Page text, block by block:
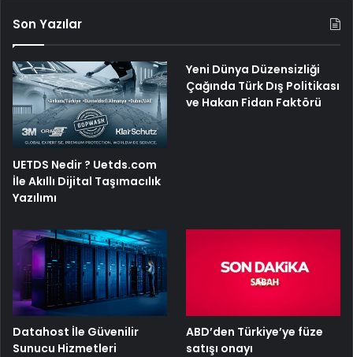
Son Yazılar
UETDS Nedir ? Uetds.com
İle Akıllı Dijital Taşımacılık
Yazılımı
Yeni Dünya Düzensizliği
Çağında Türk Dış Politikası
ve Hakan Fidan Faktörü
Datahost İle Güvenilir
Sunucu Hizmetleri
ABD’den Türkiye’ye füze
satışı onayı